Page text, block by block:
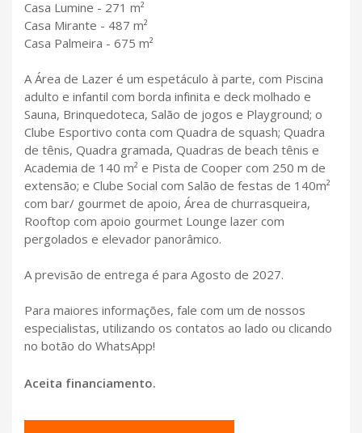
Casa Lumine - 271 m²
Casa Mirante - 487 m²
Casa Palmeira - 675 m²
A Área de Lazer é um espetáculo à parte, com Piscina
adulto e infantil com borda infinita e deck molhado e
Sauna, Brinquedoteca, Salão de jogos e Playground; o
Clube Esportivo conta com Quadra de squash; Quadra
de tênis, Quadra gramada, Quadras de beach tênis e
Academia de 140 m² e Pista de Cooper com 250 m de
extensão; e Clube Social com Salão de festas de 140m²
com bar/ gourmet de apoio, Área de churrasqueira,
Rooftop com apoio gourmet Lounge lazer com
pergolados e elevador panorâmico.
A previsão de entrega é para Agosto de 2027.
Para maiores informações, fale com um de nossos
especialistas, utilizando os contatos ao lado ou clicando
no botão do WhatsApp!
Aceita financiamento.